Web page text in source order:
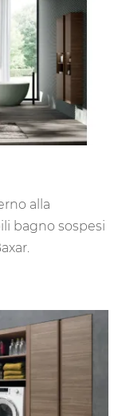
alla
bagno sospesi